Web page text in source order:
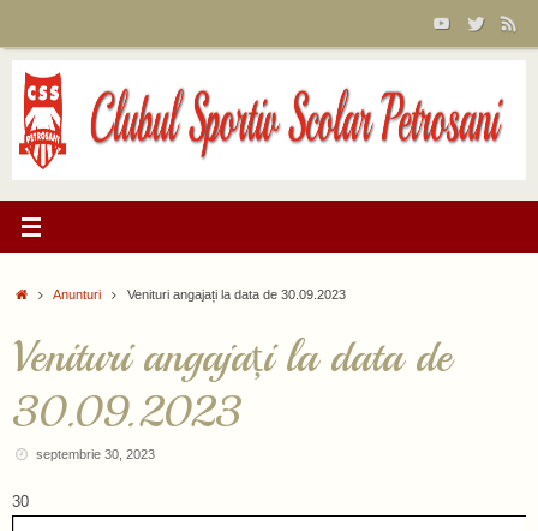
conținut
PrimaAnunturi Venituri angajați la data de 30.09.2023
Venituri angajați la data de
30.09.2023
septembrie 30, 2023
30